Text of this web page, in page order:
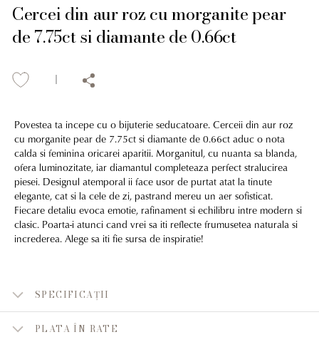
Cercei din aur roz cu morganite pear
de 7.75ct si diamante de 0.66ct
Povestea ta incepe cu o bijuterie seducatoare. Cerceii din aur roz
cu morganite pear de 7.75ct si diamante de 0.66ct aduc o nota
calda si feminina oricarei aparitii. Morganitul, cu nuanta sa blanda,
ofera luminozitate, iar diamantul completeaza perfect stralucirea
piesei. Designul atemporal ii face usor de purtat atat la tinute
elegante, cat si la cele de zi, pastrand mereu un aer sofisticat.
Fiecare detaliu evoca emotie, rafinament si echilibru intre modern si
clasic. Poarta-i atunci cand vrei sa iti reflecte frumusetea naturala si
increderea. Alege sa iti fie sursa de inspiratie!
SPECIFICAȚII
PLATA ÎN RATE